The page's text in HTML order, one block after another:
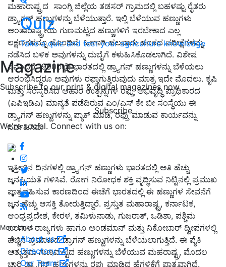
Quiz
Take a quiz and test your agriculture knowledge
Magazine
Subscribe to our print & digital magazines now
Subscribe
We're social. Connect with us on:
More Links
About us
Directory
Our Team
ಮಹಾರಾಷ್ಟ್ರದ ಸಾಂಗ್ಲಿ ಜಿಲ್ಲೆಯ ತಡಸರ್ ಗ್ರಾಮದಲ್ಲಿ ಬಹಳಷ್ಟು ರೈತರು
ಡ್ರ್ಯಾಗನ್ ಹಣ್ಣುಗಳನ್ನು ಬೆಳೆಯುತ್ತಾರೆ. ಇಲ್ಲಿ ಬೆಳೆಯುವ ಹಣ್ಣುಗಳು
ಅಂತಾರಾಷ್ಟ್ರೀಯ ಗುಣಮಟ್ಟದ ಹಣ್ಣುಗಳಿಗೆ ಇರಬೇಕಾದ ಎಲ್ಲ
ಲಕ್ಷಣಗಳನ್ನೂ ಹೊಂದಿವೆ. ಹೀಗಾಗಿ ಹಲವಾರು ಹಂತದ ಪರೀಕ್ಷೆಗಳನ್ನು
ನಡೆಸಿದ ಬಳಿಕ ಅವುಗಳನ್ನು ದುಬೈಗೆ ಕಳುಹಿಸಿಕೊಡಲಾಗಿದೆ. ವಿಶೇಷ
ಏನೆಂದರೆ1990ರಲ್ಲೇ ಭಾರತದಲ್ಲಿ ಡ್ರ್ಯಾಗನ್ ಹಣ್ಣುಗಳನ್ನು ಬೆಳೆಯಲು
ಆರಂಭಿಸಿದ್ದರೂ ಅವುಗಳು ರಫ್ತಾಗುತ್ತಿರುವುದು ಮಾತ್ರ ಇದೇ ಮೊದಲು. ಕೃಷಿ
ಮತ್ತು ಸಂಸ್ಕರಿಸಿದ ಆಹಾರ ಉತ್ಪನ್ನಗಳ ರಫ್ತು ಅಭಿವೃದ್ಧಿ ಪ್ರಾಧಿಕಾರದ
(ಎಪಿಇಡಿಎ) ಮಾನ್ಯತೆ ಪಡೆದಿರುವ ಎಂ/ಎಸ್ ಕೇ ಬೀ ಸಂಸ್ಥೆಯು ಈ
ಡ್ರ್ಯಾಗನ್ ಹಣ್ಣುಗಳನ್ನು ಪ್ಯಾಕ್ ಮಾಡಿ,ರಫ್ತು ಮಾಡುವ ಕಾರ್ಯವನ್ನು
ನಿರ್ವಹಿಸಿದೆ.
ಇತ್ತೀಚಿನ ದಿನಗಳಲ್ಲಿ ಡ್ರ್ಯಾಗನ್ ಹಣ್ಣುಗಳು ಭಾರತದಲ್ಲಿ ಅತಿ ಹೆಚ್ಚು
ಜನಪ್ರಿಯತೆ ಗಳಿಸಿವೆ. ರೋಗ ನಿರೋಧಕ ಶಕ್ತಿ ವೃದ್ಧಿಸುವ ನಿಟ್ಟಿನಲ್ಲಿ ಪ್ರಮುಖ
ಪಾತ್ರವಹಿಸುವ ಕಾರಣದಿಂದ ಈಚೆಗೆ ಭಾರತದಲ್ಲಿ ಈ ಹಣ್ಣುಗಳ ಸೇವನೆಗೆ
ಜನ ಹೆಚ್ಚು ಆಸಕ್ತಿ ತೋರುತ್ತಿದ್ದಾರೆ. ಪ್ರಸ್ತುತ ಮಹಾರಾಷ್ಟ್ರ , ಕರ್ನಾಟಕ,
ಆಂಧ್ರಪ್ರದೇಶ, ಕೇರಳ, ತಮಿಳುನಾಡು, ಗುಜರಾತ್, ಒಡಿಶಾ, ಪಶ್ಚಿಮ
ಬಂಗಾಳ ರಾಜ್ಯಗಳು ಹಾಗೂ ಅಂಡಮಾನ್ ಮತ್ತು ನಿಕೋಬಾರ್ ದ್ವೀಪಗಳಲ್ಲಿ
ಹೆಚ್ಚಿನ ಪ್ರಮಾಣದ ಡ್ರಾಗನ್ ಹಣ್ಣುಗಳನ್ನು ಬೆಳೆಯಲಾಗುತ್ತಿದೆ. ಈ ಪೈಕಿ
ಅತ್ಯುತ್ತಮ ಗುಣಮಟ್ಟದ ಹಣ್ಣುಗಳನ್ನು ಬೆಳೆಯುವ ಮಹರಾಷ್ಟ್ರ , ಮೊದಲ
ಬಾರಿ ಡ್ರ್ಯಾಗನ್ ಹಣ್ಣುಗಳನ್ನು ರಫ್ತು ಮಾಡಿದ ಹೆಗ್ಗಳಿಕೆಗೆ ಪಾತ್ರವಾಗಿದೆ.